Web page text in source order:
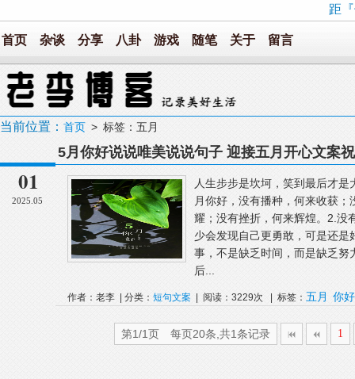
距
首页 杂谈 分享 八卦 游戏 随笔 关于 留言
当前位置： 首页 > 标签：五月
01
2025.05
5月你好说说唯美说说句子 迎接五月开心文案
人生步步是坎坷，笑到最后才
月你好，没有播种，何来收获
耀；没有挫折，何来辉煌。2.没
少会发现自己更勇敢，可是还
事，不是缺乏时间，而是缺乏
后...
作者：老李 | 分类： 短句文案 | 阅读：3229次 | 标签： 五月 你好
第1/1页 每页20条,共1条记录 1